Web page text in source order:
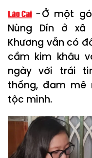
Ở một
Nùng Dín ở xã
Khương vẫn có
cầm kim khâu
ngày với trái
thống, đam mê
tộc mình.